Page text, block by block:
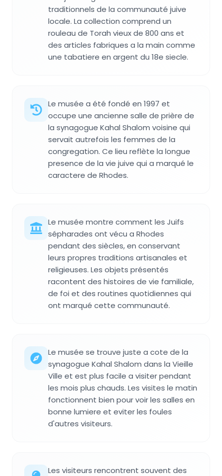
traditionnels de la communauté juive
locale. La collection comprend un
rouleau de Torah vieux de 800 ans et
des articles fabriques a la main comme
une tabatiere en argent du 18e siecle.
Le musée a été fondé en 1997 et
occupe une ancienne salle de prière de
la synagogue Kahal Shalom voisine qui
servait autrefois les femmes de la
congregation. Ce lieu reflète la longue
presence de la vie juive qui a marqué le
caractere de Rhodes.
Le musée montre comment les Juifs
sépharades ont vécu a Rhodes
pendant des siècles, en conservant
leurs propres traditions artisanales et
religieuses. Les objets présentés
racontent des histoires de vie familiale,
de foi et des routines quotidiennes qui
ont marqué cette communauté.
Le musée se trouve juste a cote de la
synagogue Kahal Shalom dans la Vieille
Ville et est plus facile a visiter pendant
les mois plus chauds. Les visites le matin
fonctionnent bien pour voir les salles en
bonne lumiere et eviter les foules
d'autres visiteurs.
Les visiteurs rencontrent souvent des